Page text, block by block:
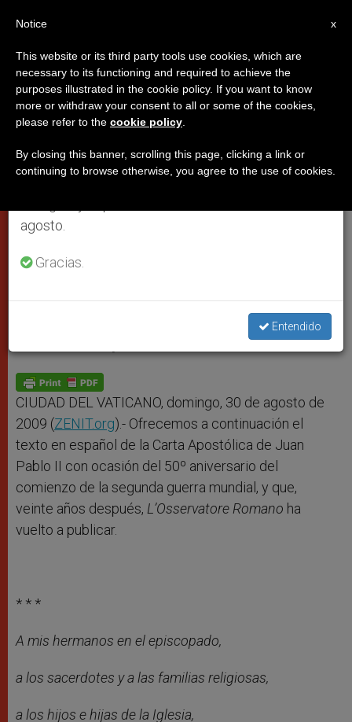
Vuelve a publicarse la carta de
Juan Pablo II sobre la II guerra
mundial
“Esta tragedia inhumana no debe
W
s
p
p
M
e
g
e
r
F
b
o
k
T
t
S
e
CIUDAD DEL VATICANO, domingo, 30 de agosto de
2009 (ZENIT.org).- Ofrecemos a continuación el
texto en español de la Carta Apostólica de Juan
Pablo II con ocasión del 50º aniversario del
comienzo de la segunda guerra mundial, y que,
veinte años después, L’Osservatore Romano ha
vuelto a publicar.
* * *
A mis hermanos en el episcopado,
a los sacerdotes y a las familias religiosas,
a los hijos e hijas de la Iglesia,
×
Aviso importante
Del 27 de julio al 7 de agosto haremos la pausa
anual, aprovechando que en el periodo de verano
se generan menos informaciones y también el
agosto.
Gracias.
Entendido
x
Notice
This website or its third party tools use cookies, which are
necessary to its functioning and required to achieve the
purposes illustrated in the cookie policy. If you want to know
more or withdraw your consent to all or some of the cookies,
please refer to the cookie policy
By closing this banner, scrolling this page, clicking a link or
continuing to browse otherwise, you agree to the use of cookies.